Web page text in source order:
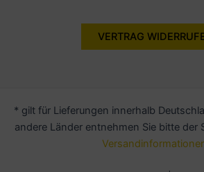
VERTRAG
* gilt für Lieferungen innerhalb
andere Länder entnehmen Sie bitte der